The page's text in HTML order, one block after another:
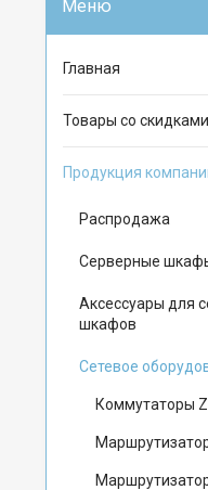
Главная
Товары со скидками
Продукция
Распродажа
Серверные
Аксессуары для
шкафов
Сетевое
Коммутаторы